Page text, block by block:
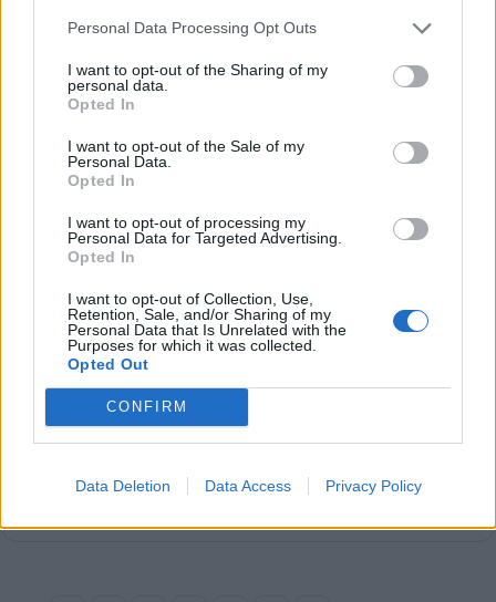
Personal Data Processing Opt Outs
I want to opt-out of the Sharing of my
personal data.
Opted In
I want to opt-out of the Sale of my
Personal Data.
Opted In
I want to opt-out of processing my
Personal Data for Targeted Advertising.
Opted In
I want to opt-out of Collection, Use,
Retention, Sale, and/or Sharing of my
Personal Data that Is Unrelated with the
Purposes for which it was collected.
Opted Out
CONFIRM
Data Deletion Data Access Privacy Policy
Τζεκίρι 4 (6 ριμπάουντ) , Γκούντουριτς 11 (1),
Μπούκερ 6 (5 ριμπάουντ, 3 ασίστ), Καλάθης 15 (6/7
δίποντα, 1/3 τρίποντα, 3 ριμπάουντ, 7 ασίστ, 2
κλεψίματα, 2 λάθη).
@Nick_Calathes15 #YellowLegacy
#EuroLeague
— Fenerbahçe Beko (@FBBasketbol) November 22, 2022
@DevinBooker31! ?#YellowLegacy #EuroLeague
pic.twitter.com/U9p2NcNhTb
— Fenerbahçe Beko (@FBBasketbol)
Παιχνίδι από παντού στη Novibet με το